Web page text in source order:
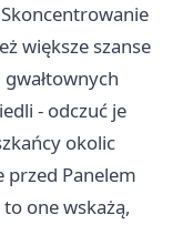
większe szanse
- odczuć je
okolic
przed Panelem
one wskażą,